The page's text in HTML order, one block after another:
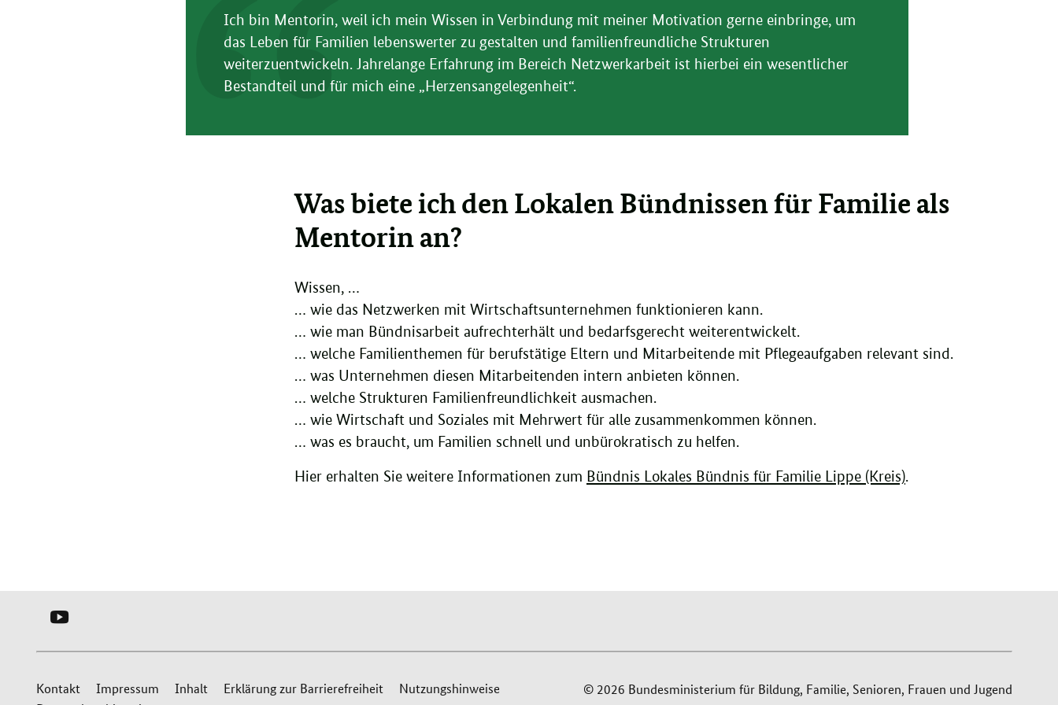
Ich bin Mentorin, weil ich mein Wissen in Verbindung mit meiner Motivation gerne einbringe, um
das Leben für Familien lebenswerter zu gestalten und familienfreundliche Strukturen
weiterzuentwickeln. Jahrelange Erfahrung im Bereich Netzwerkarbeit ist hierbei ein wesentlicher
Bestandteil und für mich eine „Herzensangelegenheit“.
Was biete ich den Lokalen Bündnissen für Familie als
Mentorin an?
Wissen, …
… wie das Netzwerken mit Wirtschaftsunternehmen funktionieren kann.
… wie man Bündnisarbeit aufrechterhält und bedarfsgerecht weiterentwickelt.
… welche Familienthemen für berufstätige Eltern und Mitarbeitende mit Pflegeaufgaben relevant sind.
… was Unternehmen diesen Mitarbeitenden intern anbieten können.
… welche Strukturen Familienfreundlichkeit ausmachen.
… wie Wirtschaft und Soziales mit Mehrwert für alle zusammenkommen können.
… was es braucht, um Familien schnell und unbürokratisch zu helfen.
Hier erhalten Sie weitere Informationen zum Bündnis Lokales Bündnis für Familie Lippe (Kreis).
YOUTUBE
LOKALE
© 2026 Bundesministerium für Bildung, Familie, Senioren, Frauen und Jugend
Service
Kontakt Impressum Inhalt Erklärung zur Barrierefreiheit
Nutzungshinweise